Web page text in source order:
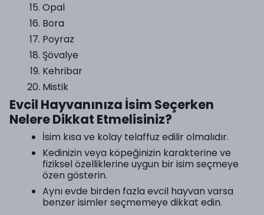
Opal
Bora
Poyraz
Şövalye
Kehribar
Mistik
Evcil Hayvanınıza İsim Seçerken
Nelere Dikkat Etmelisiniz?
İsim kısa ve kolay telaffuz edilir olmalıdır.
Kedinizin veya köpeğinizin karakterine ve
fiziksel özelliklerine uygun bir isim seçmeye
özen gösterin.
Aynı evde birden fazla evcil hayvan varsa
benzer isimler seçmemeye dikkat edin.